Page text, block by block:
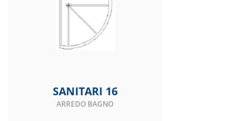
SANITARI 16
ARREDO BAGNO